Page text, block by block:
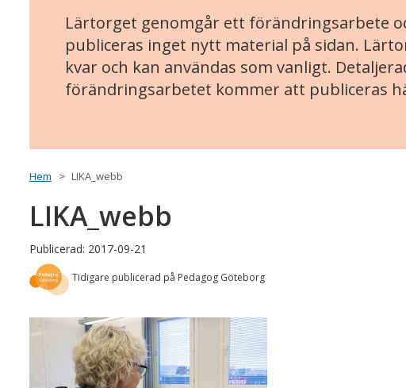
Lärtorget genomgår ett förändringsarbete
publiceras inget nytt material på sidan.
kvar och kan användas som vanligt.
förändringsarbetet kommer att publiceras
Hem LIKA_webb
LIKA_webb
Publicerad: 2017-09-21
Tidigare publicerad på Pedagog Göteborg